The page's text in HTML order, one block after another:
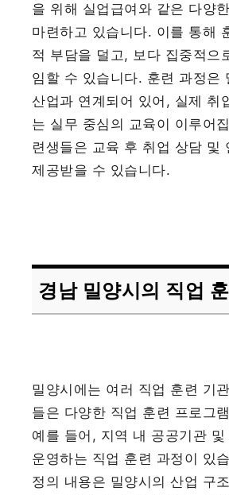
을 위해 실업급여와 같은 다양
마련하고 있습니다. 이를 통해
적 부담을 덜고, 보다 집중적으
임할 수 있습니다. 훈련 과정은
산업과 연계되어 있어, 실제 취
는 실무 중심의 교육이 이루어
련생들은 교육 후 취업 상담 및
제공받을 수 있습니다.
경남 밀양시의 직업
밀양시에는 여러 직업 훈련 기
들은 다양한 직업 훈련 프로그
예를 들어, 지역 내 공공기관 및
운영하는 직업 훈련 과정이 있
정의 내용은 밀양시의 산업 구